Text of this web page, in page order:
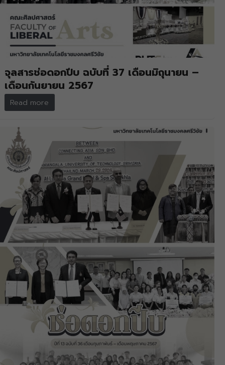
จุลสารช่อดอกปีบ ฉบับที่ 37 เดือนมิถุนายน –
เดือนกันยายน 2567
Read more